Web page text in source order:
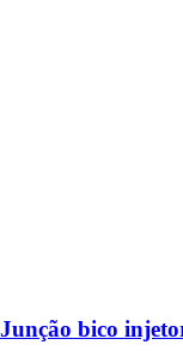
Junção bico